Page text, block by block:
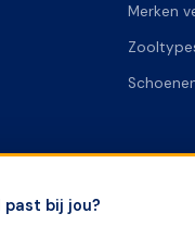
Merken
past bij jou?